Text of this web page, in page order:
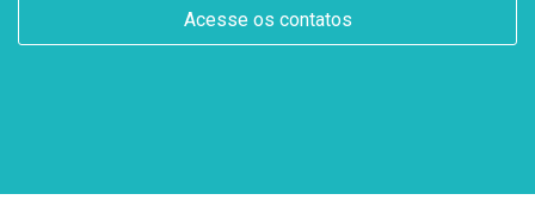
Acesse os contatos